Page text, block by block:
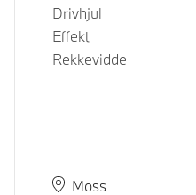
Drivhjul
Effekt
Rekkevidde
PlassMoss
Leveringstid